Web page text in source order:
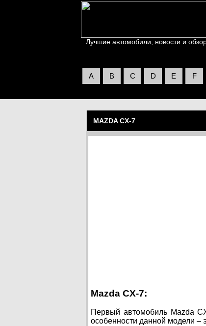
Лучшие автомобили, новости и
A B C D E F
MAZDA CX-7
Mazda CX-7:
Первый автомобиль Mazda
особенности данной модели –